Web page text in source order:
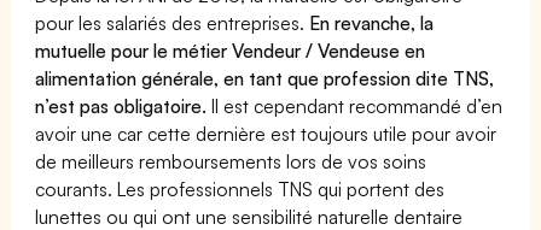
pour les salariés des entreprises. En revanche, la
mutuelle pour le métier Vendeur / Vendeuse en
alimentation générale, en tant que profession dite TNS,
n’est pas obligatoire.Il est cependant recommandé d’en
avoir une car cette dernière est toujours utile pour avoir
de meilleurs remboursements lors de vos soins
courants. Les professionnels TNS qui portent des
lunettes ou qui ont une sensibilité naturelle dentaire